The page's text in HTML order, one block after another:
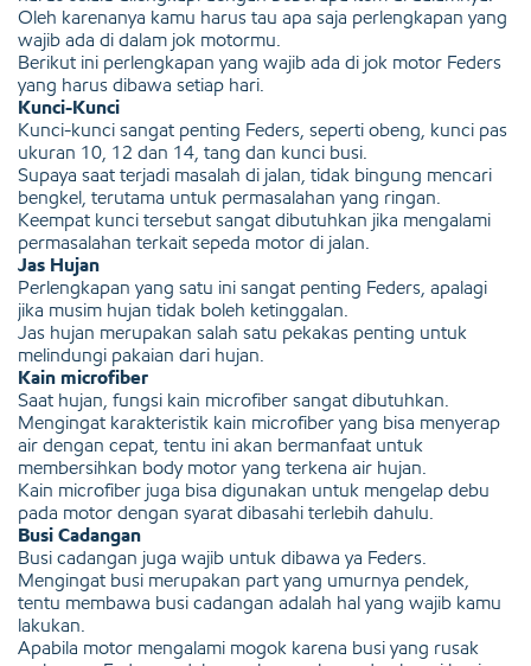
Oleh karenanya kamu harus tau apa saja perlengkapan yang
wajib ada di dalam jok motormu.
Berikut ini perlengkapan yang wajib ada di jok motor Feders
yang harus dibawa setiap hari.
Kunci-Kunci
Kunci-kunci sangat penting Feders, seperti obeng, kunci pas
ukuran 10, 12 dan 14, tang dan kunci busi.
Supaya saat terjadi masalah di jalan, tidak bingung mencari
bengkel, terutama untuk permasalahan yang ringan.
Keempat kunci tersebut sangat dibutuhkan jika mengalami
permasalahan terkait sepeda motor di jalan.
Jas Hujan
Perlengkapan yang satu ini sangat penting Feders, apalagi
jika musim hujan tidak boleh ketinggalan.
Jas hujan merupakan salah satu pekakas penting untuk
melindungi pakaian dari hujan.
Kain microfiber
Saat hujan, fungsi kain microfiber sangat dibutuhkan.
Mengingat karakteristik kain microfiber yang bisa menyerap
air dengan cepat, tentu ini akan bermanfaat untuk
membersihkan body motor yang terkena air hujan.
Kain microfiber juga bisa digunakan untuk mengelap debu
pada motor dengan syarat dibasahi terlebih dahulu.
Busi Cadangan
Busi cadangan juga wajib untuk dibawa ya Feders.
Mengingat busi merupakan part yang umurnya pendek,
tentu membawa busi cadangan adalah hal yang wajib kamu
lakukan.
Apabila motor mengalami mogok karena busi yang rusak